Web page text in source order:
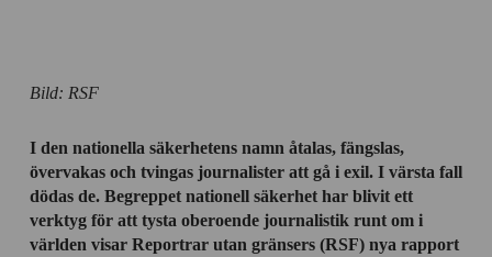
Bild: RSF
I den nationella säkerhetens namn åtalas, fängslas,
övervakas och tvingas journalister att gå i exil. I värsta fall
dödas de. Begreppet nationell säkerhet har blivit ett
verktyg för att tysta oberoende journalistik runt om i
världen visar Reportrar utan gränsers (RSF) nya rapport